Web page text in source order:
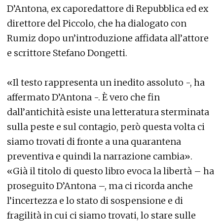
D’Antona, ex caporedattore di Repubblica ed ex
direttore del Piccolo, che ha dialogato con
Rumiz dopo un’introduzione affidata all’attore
e scrittore Stefano Dongetti.
«Il testo rappresenta un inedito assoluto -, ha
affermato D’Antona -. È vero che fin
dall’antichità esiste una letteratura sterminata
sulla peste e sul contagio, però questa volta ci
siamo trovati di fronte a una quarantena
preventiva e quindi la narrazione cambia».
«Già il titolo di questo libro evoca la libertà – ha
proseguito D’Antona –, ma ci ricorda anche
l’incertezza e lo stato di sospensione e di
fragilità in cui ci siamo trovati, lo stare sulle